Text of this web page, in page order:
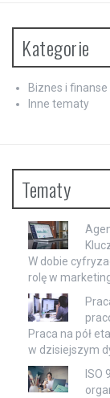
Kategorie
Biznes i finanse
Inne tematy
Tematy
W dobie
rolę w
Praca na pół
w dzisiejszym
ISO